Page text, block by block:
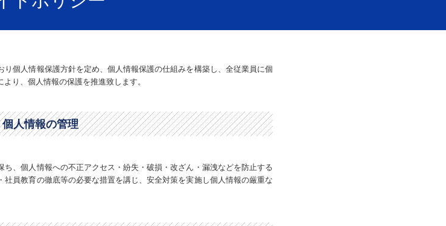
個人情報保護方針を定め、個人情報保護の仕組みを構築し、全従業員に個
り、個人情報の保護を推進致します。
個人情報の管理
、個人情報への不正アクセス・紛失・破損・改ざん・漏洩などを防止する
員教育の徹底等の必要な措置を講じ、安全対策を実施し個人情報の厳重な